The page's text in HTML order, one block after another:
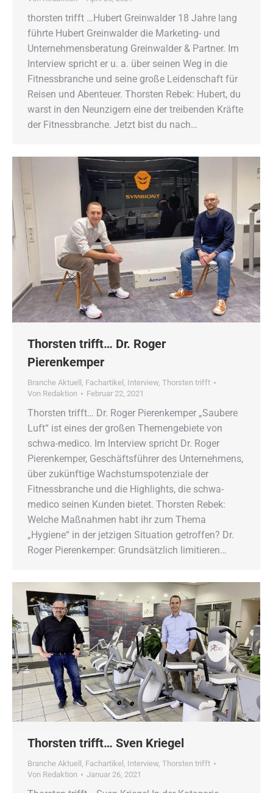
thorsten trifft …Hubert Greinwalder 18 Jahre lang
führte Hubert Greinwalder die Marketing- und
Unternehmensberatung Greinwalder & Partner. Im
Interview spricht er u. a. über seinen Weg in die
Fitnessbranche und seine große Leidenschaft für
Reisen und Abenteuer. Thorsten Rebek: Hubert, du
warst in den Neunzigern eine der treibenden Kräfte
der Fitnessbranche. Jetzt bist du nach…
Thorsten trifft… Dr. Roger
Pierenkemper
Branche Aktuell Fachartikel Interview Thorsten trifft
Von Redaktion Februar 22, 2021
Thorsten trifft… Dr. Roger Pierenkemper „Saubere
Luft“ ist eines der großen Themengebiete von
schwa-medico. Im Interview spricht Dr. Roger
Pierenkemper, Geschäftsführer des Unternehmens,
über zukünftige Wachstumspotenziale der
Fitnessbranche und die Highlights, die schwa-
medico seinen Kunden bietet. Thorsten Rebek:
Welche Maßnahmen habt ihr zum Thema
„Hygiene“ in der jetzigen Situation getroffen? Dr.
Roger Pierenkemper: Grundsätzlich limitieren…
Thorsten trifft… Sven Kriegel
Branche Aktuell , Fachartikel , Interview, Thorsten trifft
Von Redaktion Januar 26, 2021